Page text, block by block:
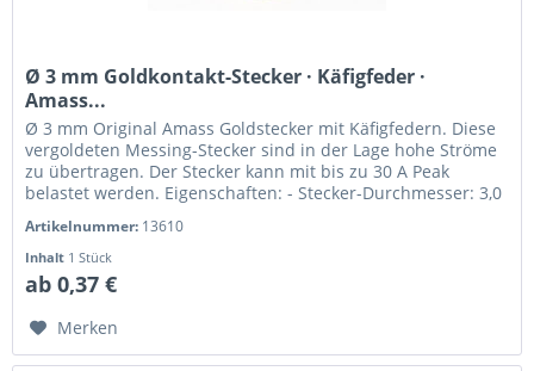
Ø 3 mm Goldkontakt-Stecker · Käfigfeder ·
Amass...
Ø 3 mm Original Amass Goldstecker mit Käfigfedern. Diese
vergoldeten Messing-Stecker sind in der Lage hohe Ströme
zu übertragen. Der Stecker kann mit bis zu 30 A Peak
belastet werden. Eigenschaften: - Stecker-Durchmesser: 3,0
Artikelnummer: 13610
Inhalt 1 Stück
ab 0,37 €
Merken